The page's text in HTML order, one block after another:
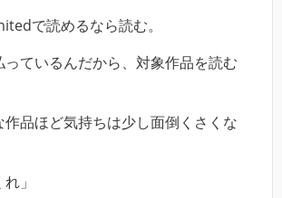
で読めるなら読む。
っているんだから、対象作品を読む
作品ほど気持ちは少し面倒くさくな
」